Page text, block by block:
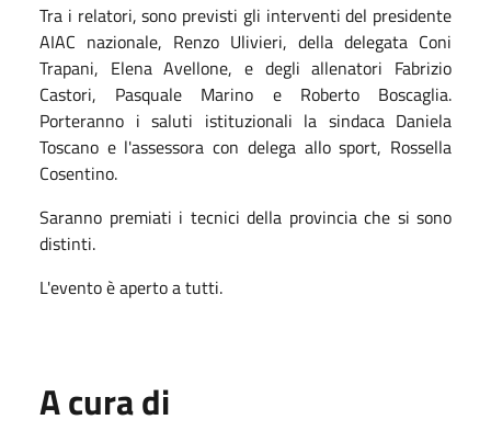
Tra i relatori, sono previsti gli interventi del presidente
AIAC nazionale, Renzo Ulivieri, della delegata Coni
Trapani, Elena Avellone, e degli allenatori Fabrizio
Castori, Pasquale Marino e Roberto Boscaglia.
Porteranno i saluti istituzionali la sindaca Daniela
Toscano e l'assessora con delega allo sport, Rossella
Cosentino.
Saranno premiati i tecnici della provincia che si sono
distinti.
L'evento è aperto a tutti.
A cura di